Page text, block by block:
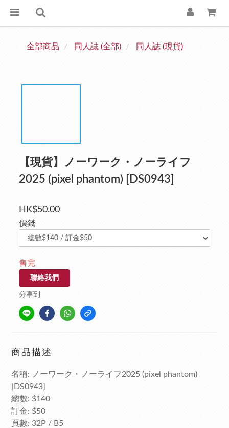
全部商品 同人誌 (全部) 同人誌 (現貨)
【現貨】ノーワーク・ノーライフ
2025 (pixel phantom) [DS0943]
HK$50.00
價錢
售完
聯絡我們
分享到
商品描述
名稱: ノーワーク・ノーライフ2025 (pixel phantom)
[DS0943]
總數: $140
訂金: $50
頁數: 32P / B5